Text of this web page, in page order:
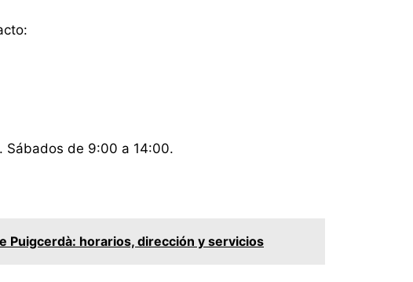
Sábados de 9:00 a 14:00.
Puigcerdà: horarios, dirección y servicios